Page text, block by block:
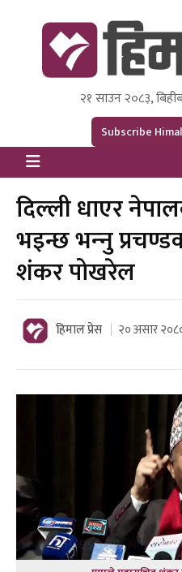
Himal Press
Dot NewsyNepal Media
२१ साउन २०८३,
Subscribe
दिल्ली धाएर
भइन्छ भन्‍नु
शंकर पोखरेल
हिमाल प्रेस २० असार